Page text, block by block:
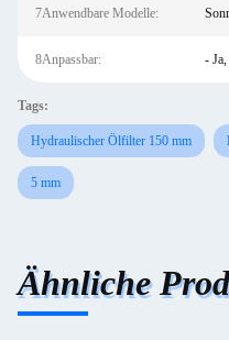
7Anwendbare Modelle:
8Anpassbar: - Ja,
Tags:
Hydraulischer Ölfilter 150 mm
5 mm
Ähnliche